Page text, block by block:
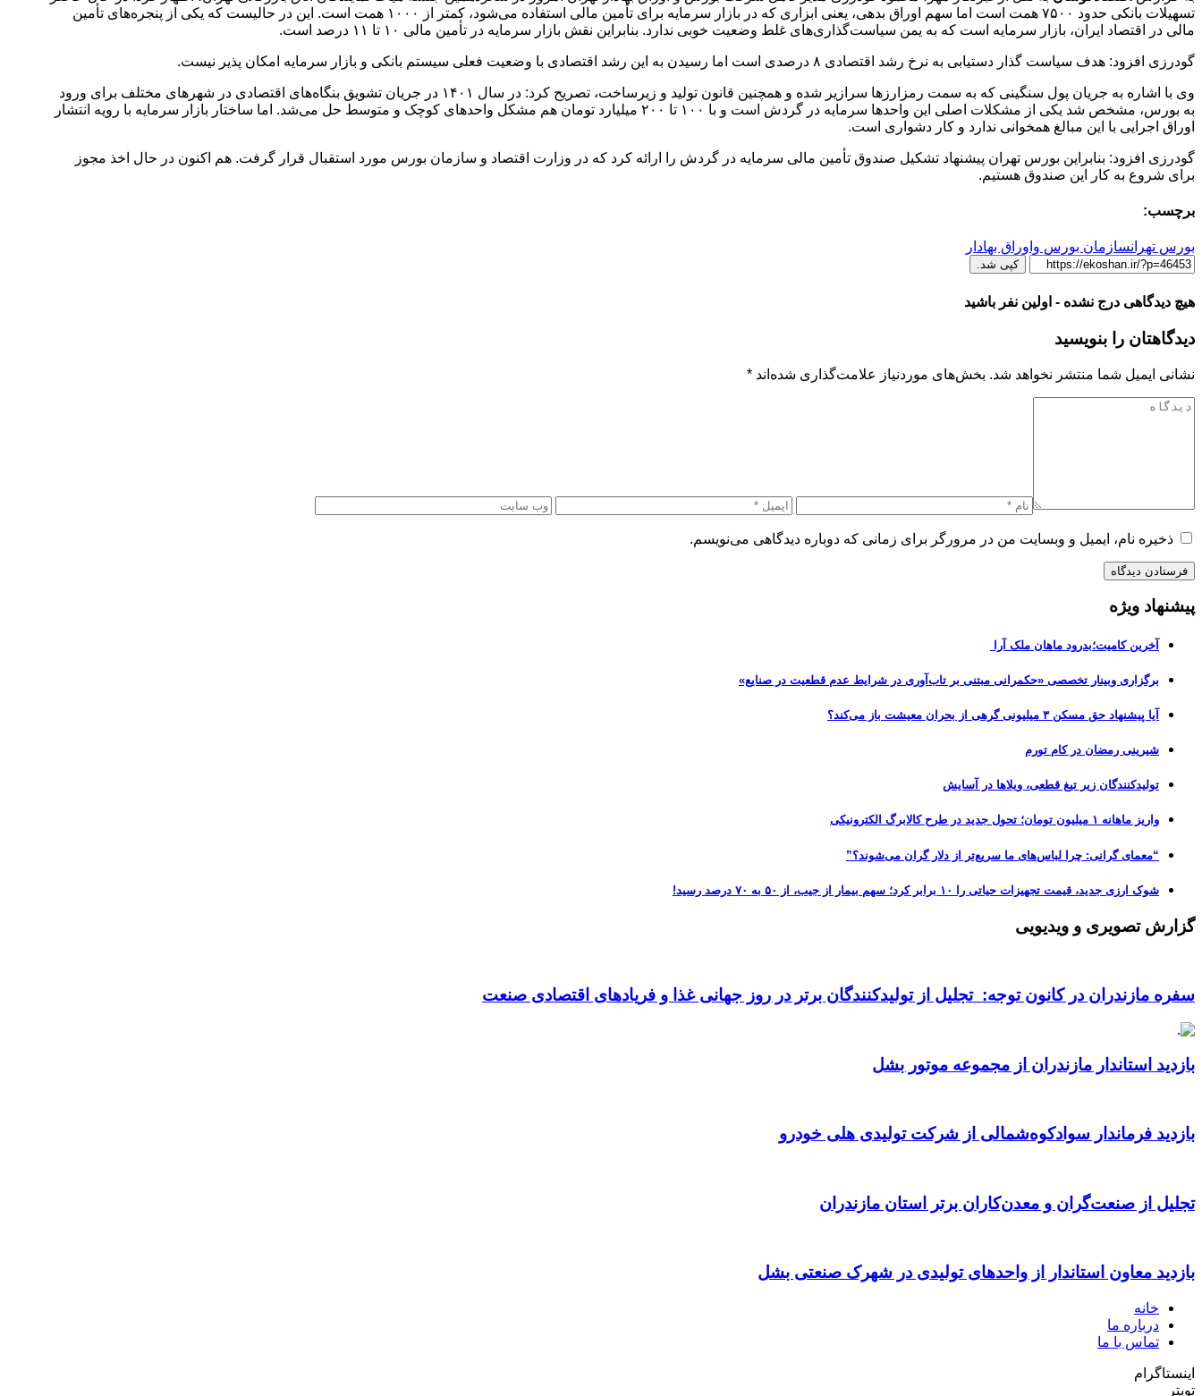
تسهیلات بانکی حدود ۷۵۰۰ همت است اما سهم اوراق بدهی، یعنی ابزاری که در بازار سرمایه برای تأمین مالی استفاده می‌شود، کمتر از ۱۰۰۰ همت است. این در حالیست که یکی از پنجره‌های تأمین
مالی در اقتصاد ایران، بازار سرمایه است که به یمن سیاست‌گذاری‌های غلط وضعیت خوبی ندارد. بنابراین نقش بازار سرمایه در تأمین مالی ۱۰ تا ۱۱ درصد است.
گودرزی افزود: هدف سیاست گذار دستیابی به نرخ رشد اقتصادی ۸ درصدی است اما رسیدن به این رشد اقتصادی با وضعیت فعلی سیستم بانکی و بازار سرمایه امکان پذیر نیست.
وی با اشاره به جریان پول سنگینی که به سمت رمزارزها سرازیر شده و همچنین قانون تولید و زیرساخت، تصریح کرد: در سال ۱۴۰۱ در جریان تشویق بنگاه‌های اقتصادی در شهرهای مختلف برای ورود
به بورس، مشخص شد یکی از مشکلات اصلی این واحدها سرمایه در گردش است و با ۱۰۰ تا ۲۰۰ میلیارد تومان هم مشکل واحدهای کوچک و متوسط حل می‌شد. اما ساختار بازار سرمایه با رویه انتشار
اوراق اجرایی با این مبالغ همخوانی ندارد و کار دشواری است.
گودرزی افزود: بنابراین بورس تهران پیشنهاد تشکیل صندوق تأمین مالی سرمایه در گردش را ارائه کرد که در وزارت اقتصاد و سازمان بورس مورد استقبال قرار گرفت. هم اکنون در حال اخذ مجوز
برای شروع به کار این صندوق هستیم.
برچسب:
بورس تهرانسازمان بورس واوراق بهادار
کپی شد.
هیچ دیدگاهی درج نشده - اولین نفر باشید
دیدگاهتان را بنویسید
نشانی ایمیل شما منتشر نخواهد شد. بخش‌های موردنیاز علامت‌گذاری شده‌اند *
ذخیره نام، ایمیل و وبسایت من در مرورگر برای زمانی که دوباره دیدگاهی می‌نویسم.
پیشنهاد ویژه
آخرین کامیت؛بدرود ماهان ملک آرا
برگزاری وبینار تخصصی «حکمرانی مبتنی بر تاب‌آوری در شرایط عدم قطعیت در صنایع»
آیا پیشنهاد حق مسکن ۳ میلیونی گرهی از بحران معیشت باز می‌کند؟
شیرینی رمضان در کام تورم
تولیدکنندگان زیر تیغ قطعی، ویلاها در آسایش
واریز ماهانه ۱ میلیون تومان؛ تحول جدید در طرح کالابرگ الکترونیکی
“معمای گرانی: چرا لباس‌های ما سریع‌تر از دلار گران می‌شوند؟”
شوک ارزی جدید، قیمت تجهیزات حیاتی را ۱۰ برابر کرد؛ سهم بیمار از جیب، از ۵۰ به ۷۰ درصد رسید!
گزارش تصویری و ویدیویی
سفره مازندران در کانون توجه: تجلیل از تولیدکنندگان برتر در روز جهانی غذا و فریادهای اقتصادی صنعت
بازدید استاندار مازندران از مجموعه موتور بشل
بازدید فرماندار سوادکوه‌شمالی از شرکت تولیدی هلی خودرو
تجلیل از صنعت‌گران و معدن‌کاران برتر استان مازندران
بازدید معاون استاندار از واحدهای تولیدی در شهرک صنعتی بشل
خانه
درباره ما
تماس با ما
اینستاگرام
تویتر